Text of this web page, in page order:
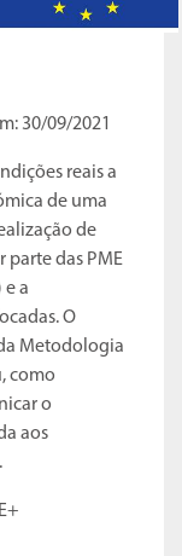
30/09/2021
reais a
de uma
de
parte das PME
e a
O
Metodologia
como
o
aos